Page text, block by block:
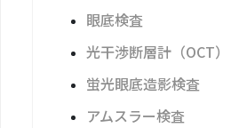
眼底検査
光干渉断層計（OCT）
蛍光眼底造影検査
アムスラー検査